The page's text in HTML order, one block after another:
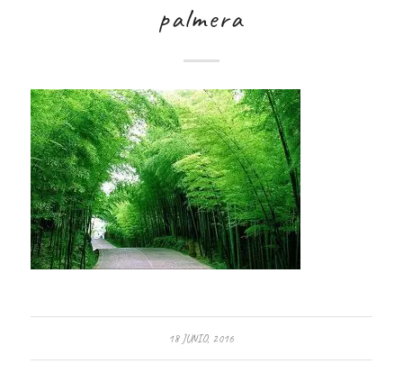
palmera
18 JUNIO, 2016